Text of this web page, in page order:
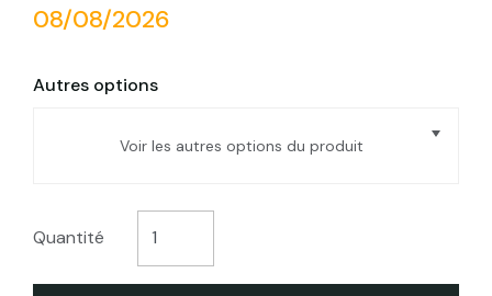
08/08/2026
Autres options
Voir les autres options du produit
Film plastique d'étanchéité sous-dalle en
polyéthylène noir Type 200, 4x25m
Quantité